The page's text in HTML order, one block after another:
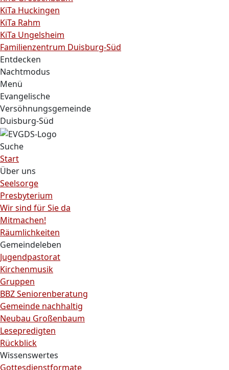
KiTa Huckingen
KiTa Rahm
KiTa Ungelsheim
Familienzentrum Duisburg-Süd
Entdecken
Nachtmodus
Menü
Evangelische
Versöhnungsgemeinde
Duisburg-Süd
Suche
Start
Über uns
Seelsorge
Presbyterium
Wir sind für Sie da
Mitmachen!
Räumlichkeiten
Gemeindeleben
Jugendpastorat
Kirchenmusik
Gruppen
BBZ Seniorenberatung
Gemeinde nachhaltig
Neubau Großenbaum
Lesepredigten
Rückblick
Wissenswertes
Gottesdienstformate